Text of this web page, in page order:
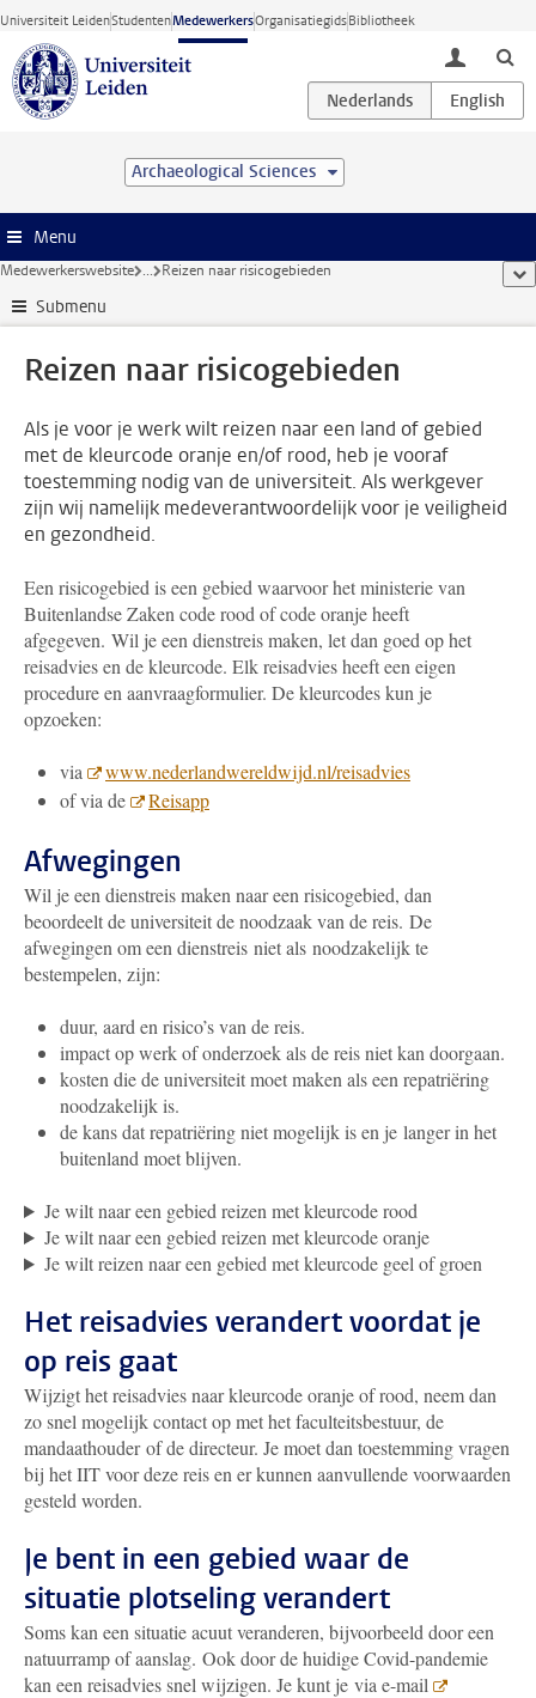
Ga direct naar de inhoud
Universiteit LeidenStudentenMedewerkersOrganisatiegidsBibliotheek
toggle
Archaeological Sciences
Menu
Medewerkerswebsite ... Reizen naar risicogebieden
Submenu
Reizen naar risicogebieden
Als je voor je werk wilt reizen naar een land of gebied
met de kleurcode oranje en/of rood, heb je vooraf
toestemming nodig van de universiteit. Als werkgever
zijn wij namelijk medeverantwoordelijk voor je veiligheid
en gezondheid.
Een risicogebied is een gebied waarvoor het ministerie van
Buitenlandse Zaken code rood of code oranje heeft
afgegeven. Wil je een dienstreis maken, let dan goed op het
reisadvies en de kleurcode. Elk reisadvies heeft een eigen
procedure en aanvraagformulier. De kleurcodes kun je
opzoeken:
via
www.nederlandwereldwijd.nl/reisadvies
of via de
Reisapp
Afwegingen
Wil je een dienstreis maken naar een risicogebied, dan
beoordeelt de universiteit de noodzaak van de reis. De
afwegingen om een dienstreis niet als noodzakelijk te
bestempelen, zijn:
duur, aard en risico’s van de reis.
impact op werk of onderzoek als de reis niet kan doorgaan.
kosten die de universiteit moet maken als een repatriëring
noodzakelijk is.
de kans dat repatriëring niet mogelijk is en je langer in het
buitenland moet blijven.
Je wilt naar een gebied reizen met kleurcode rood
Je wilt naar een gebied reizen met kleurcode oranje
Je wilt reizen naar een gebied met kleurcode geel of groen
Het reisadvies verandert voordat je
op reis gaat
Wijzigt het reisadvies naar kleurcode oranje of rood, neem dan
zo snel mogelijk contact op met het faculteitsbestuur, de
mandaathouder of de directeur. Je moet dan toestemming vragen
bij het IIT voor deze reis en er kunnen aanvullende voorwaarden
gesteld worden.
Je bent in een gebied waar de
situatie plotseling verandert
Soms kan een situatie acuut veranderen, bijvoorbeeld door een
natuurramp of aanslag. Ook door de huidige Covid-pandemie
kan een reisadvies snel wijzigen. Je kunt je via e-mail